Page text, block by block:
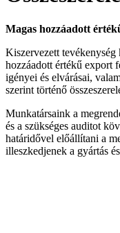
Magas hozzáadott
Kiszervezett tevékenység
hozzáadott értékű export
igényei és elvárásai,
szerint történő
Munkatársaink a
és a szükséges auditot
határidővel előállítani a
illeszkedjenek a gyártás